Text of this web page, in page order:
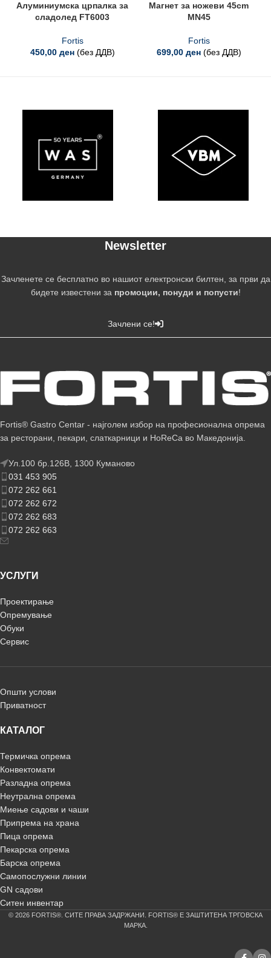
Алуминиумска црпалка за
сладолед FT6003
Fortis
450,00 ден (без ДДВ)
Магнет за ножеви 45cm
MN45
Fortis
699,00 ден (без ДДВ)
Newsletter
Зачленете се бесплатно во нашиот електронски билтен, за први да
бидете известени за промоции, понуди и попусти!
Зачлени се!
Fortis® Gastro Centar - најголем избор на професионална опрема
за ресторани, пекари, слаткарници и HoReCa во Македонија.
Ул.100 бр.126В, 1300 Куманово
031 453 905
072 262 661
072 262 672
072 262 683
072 262 663
УСЛУГИ
Проектирање
Опремување
Обуки
Сервис
Општи услови
Приватност
КАТАЛОГ
Термичка опрема
Конвектомати
Разладна опрема
Неутрална опрема
Миење садови и чаши
Припрема на храна
Пица опрема
Пекарска опрема
Барска опрема
Самопослужни линии
GN садови
Ситен инвентар
© 2026 FORTIS®. СИТЕ ПРАВА ЗАДРЖАНИ. FORTIS® Е ЗАШТИТЕНА ТРГОВСКА
МАРКА.